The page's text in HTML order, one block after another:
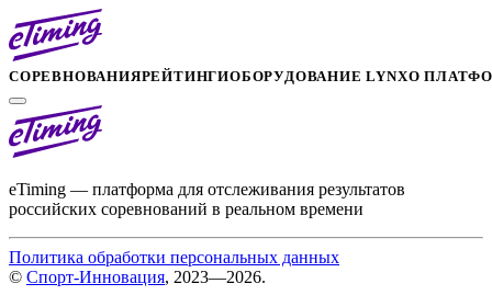
СОРЕВНОВАНИЯРЕЙТИНГИОБОРУДОВАНИЕ LYNXО
eTiming — платформа для отслеживания результатов
российских соревнований в реальном времени
Политика обработки персональных данных
© Спорт-Инновация, 2023—2026.